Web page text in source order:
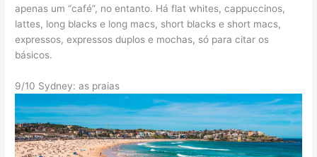
apenas um “café”, no entanto. Há flat whites, cappuccinos,
lattes, long blacks e long macs, short blacks e short macs,
expressos, expressos duplos e mochas, só para citar os
básicos.
9/10 Sydney: as praias